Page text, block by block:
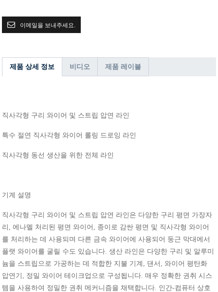
이메일을 보내주세요.
제품 상세 정보 비디오 제품 레이블
직사각형 구리 와이어 및 스트립 압연 라인
특수 절연 직사각형 와이어 롤링 드로잉 라인
직사각형 동선 생산을 위한 전체 라인
기계 설명
직사각형 구리 와이어 및 스트립 압연 라인은 다양한 구리 평면 가장자
리 , 에나멜 처리된 평면 와이어 , 종이로 감싼 평면 및 직사각형 와이어
를 처리하는 데 사용되며 다른 금속 와이어에 사용되어 둥근 막대에서
플랫 와이어를 굴릴 수도 있습니다.생산 라인은 다양한 구리 및 알루미
늄을 스트립으로 가공하는 데 적합한 지불 기계 , 댄서 , 와이어 평탄화
압연기 , 정밀 와이어 테이크업으로 구성됩니다.매우 정확한 권취 시스
템을 사용하여 정밀한 권취 메커니즘을 채택합니다. 인간-컴퓨터 상호